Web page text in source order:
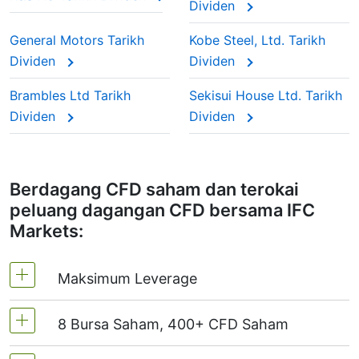
pertumbuhan — seperti cip baharu dan pembangunan
AI — daripada membayar tunai.
Namun, bagi pelabur jangka panjang atau sesiapa
sahaja yang berminat dengan pendapatan yang
konsisten, menjejak tarikh dividen 9101 boleh
membantu merancang dagangan dan memahami bila
pulangan masuk.
dividen" kerana pelabur mempercayai mereka
untuk terus membayar tahun demi tahun.
Jika anda menjual (pendek) CFD, jumlah
dividen ditolak daripada anda.
Pelarasan ini memastikan harga CFD
mencerminkan nilai pasaran sebenar saham, sama
seperti anda memegang saham sebenar.
Dividen
General Motors Tarikh
Dividen
Kobe Steel, Ltd. Tarikh
Dividen
Brambles Ltd Tarikh
Dividen
Sekisui House Ltd. Tarikh
Dividen
Berdagang CFD saham dan terokai
peluang dagangan CFD bersama IFC
Markets:
Maksimum Leverage
MT4 dan MT5 - 1:20 (Margin 5%)
8 Bursa Saham, 400+ CFD Saham